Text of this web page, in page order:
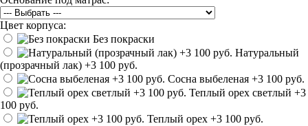
Цвет корпуса:
Без покраски
Натуральный
(прозрачный лак) +3 100 руб.
Сосна выбеленая +3 100 руб.
Теплый орех светлый +3
100 руб.
Теплый орех +3 100 руб.